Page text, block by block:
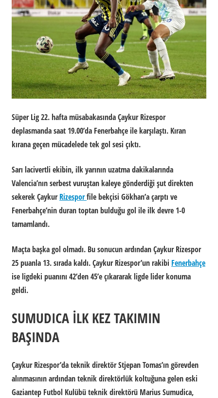
Süper Lig 22. hafta müsabakasında Çaykur Rizespor
deplasmanda saat 19.00’da Fenerbahçe ile karşılaştı. Kıran
kırana geçen mücadelede tek gol sesi çıktı.
Sarı lacivertli ekibin, ilk yarının uzatma dakikalarında
Valencia’nın serbest vuruştan kaleye gönderdiği şut direkten
sekerek ÇaykurRizesporfile bekçisi Gökhan’a çarptı ve
Fenerbahçe’nin duran toptan bulduğu gol ile ilk devre 1-0
tamamlandı.
Maçta başka gol olmadı. Bu sonucun ardından Çaykur Rizespor
25 puanla 13. sırada kaldı. Çaykur Rizespor’un rakibi Fenerbahçe
ise ligdeki puanını 42’den 45’e çıkararak ligde lider konuma
geldi.
SUMUDICA İLK KEZ TAKIMIN
BAŞINDA
Çaykur Rizespor’da teknik direktör Stjepan Tomas’ın görevden
alınmasının ardından teknik direktörlük koltuğuna gelen eski
Gaziantep Futbol Kulübü teknik direktörü Marius Sumudica,